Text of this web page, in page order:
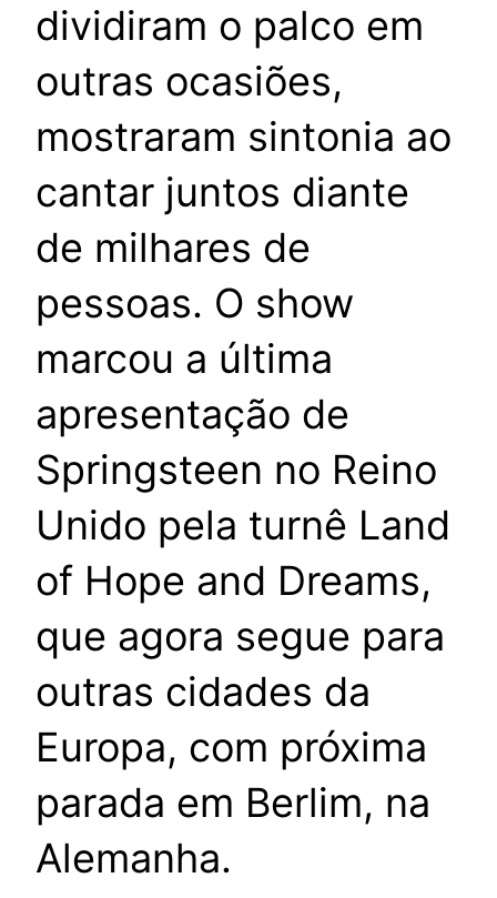
dividiram o palco em
outras ocasiões,
mostraram sintonia ao
cantar juntos diante
de milhares de
pessoas. O show
marcou a última
apresentação de
Springsteen no Reino
Unido pela turnê Land
of Hope and Dreams,
que agora segue para
outras cidades da
Europa, com próxima
parada em Berlim, na
Alemanha.